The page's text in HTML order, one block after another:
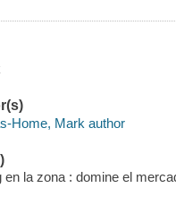
Home, Mark author
en la zona : domine el